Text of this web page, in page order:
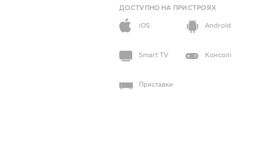
ДОСТУПНО НА ПРИСТРОЯХ
iOS
Android
Smart TV Консолі
Приставки